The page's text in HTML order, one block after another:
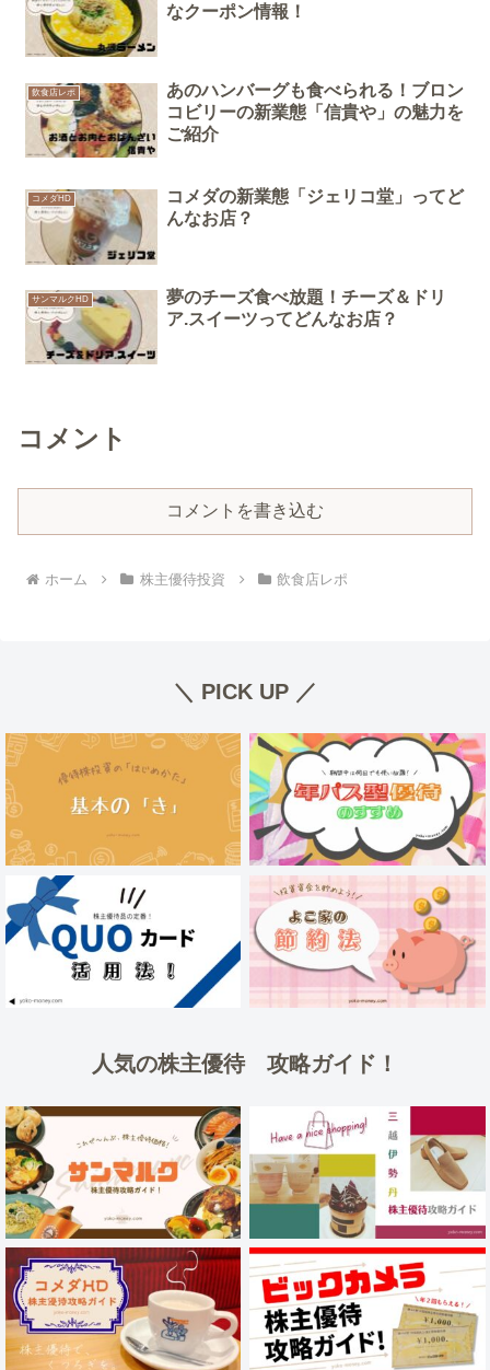
なクーポン情報！
飲食店レポ
あのハンバーグも食べられる！ブロン
コビリーの新業態「信貴や」の魅力を
ご紹介
コメダHD
コメダの新業態「ジェリコ堂」ってど
んなお店？
サンマルクHD
夢のチーズ食べ放題！チーズ＆ドリ
ア.スイーツってどんなお店？
コメント
コメントを書き込む
ホーム 株主優待投資 飲食店レポ
＼ PICK UP ／
人気の株主優待 攻略ガイド！